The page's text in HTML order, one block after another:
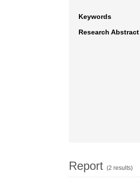
Keywords
Research Abstract
Report (2 results)